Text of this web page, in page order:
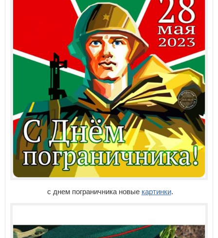
с днем пограничника новые картинки.